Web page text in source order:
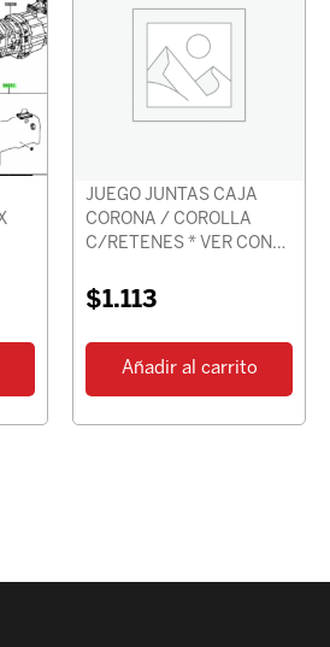
JUEGO JUNTAS CAJA
CORONA / COROLLA
C/RETENES * VER CON
$1.113
Añadir al carrito